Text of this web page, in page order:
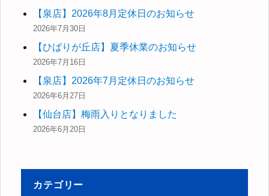
【泉店】2026年8月定休日のお知らせ
2026年7月30日
【ひばりが丘店】夏季休業のお知らせ
2026年7月16日
【泉店】2026年7月定休日のお知らせ
2026年6月27日
【仙台店】梅雨入りとなりました
2026年6月20日
カテゴリー